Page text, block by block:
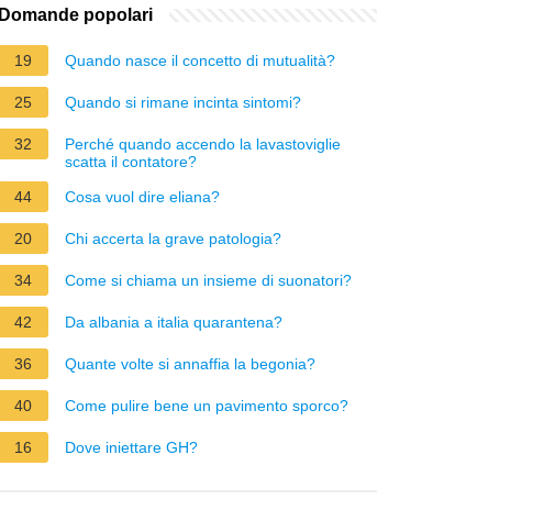
Domande popolari
19 Quando nasce il concetto di mutualità?
25 Quando si rimane incinta sintomi?
32
Perché quando accendo la lavastoviglie
scatta il contatore?
44
Cosa vuol dire eliana?
20 Chi accerta la grave patologia?
34 Come si chiama un insieme di suonatori?
42 Da albania a italia quarantena?
36 Quante volte si annaffia la begonia?
40 Come pulire bene un pavimento sporco?
16 Dove iniettare GH?